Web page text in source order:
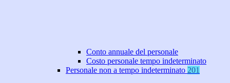
Conto annuale del personale
Costo personale tempo indeterminato
Personale non a tempo indeterminato 201